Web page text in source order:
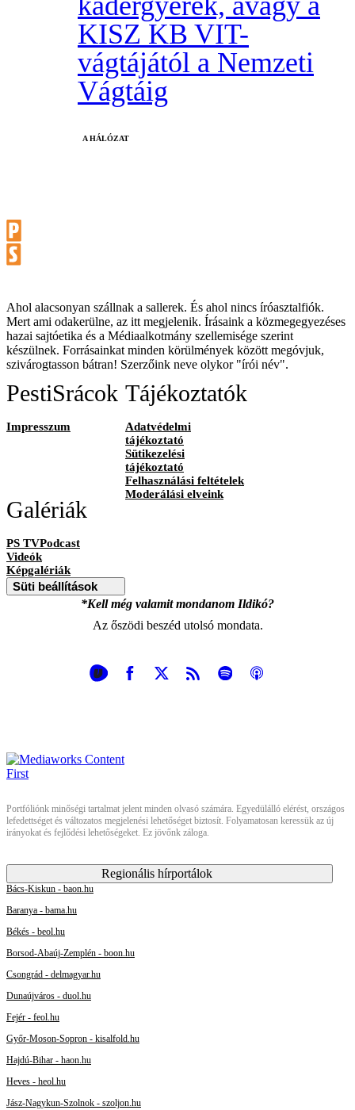
KISZ KB VIT-
vágtájától a Nemzeti
Vágtáig
A HÁLÓZAT
Ahol alacsonyan szállnak a sallerek. És ahol nincs íróasztalfiók.
Mert ami odakerülne, az itt megjelenik. Írásaink a közmegegyezéses
hazai sajtóetika és a Médiaalkotmány szellemisége szerint
készülnek. Forrásainkat minden körülmények között megóvjuk,
szivárogtasson bátran! Szerzőink neve olykor "írói név".
PestiSrácok
Impresszum
Tájékoztatók
Adatvédelmi
tájékoztató
Sütikezelési
tájékoztató
Felhasználási feltételek
Moderálási elveink
Galériák
PS TVPodcast
Videók
Képgalériák
Süti beállítások
*Kell még valamit mondanom Ildikó?
Az őszödi beszéd utolsó mondata.
Portfóliónk minőségi tartalmat jelent minden olvasó számára. Egyedülálló elérést, országos
lefedettséget és változatos megjelenési lehetőséget biztosít. Folyamatosan keressük az új
irányokat és fejlődési lehetőségeket. Ez jövőnk záloga.
Regionális hírportálok
Bács-Kiskun - baon.hu
Baranya - bama.hu
Békés - beol.hu
Borsod-Abaúj-Zemplén - boon.hu
Csongrád - delmagyar.hu
Dunaújváros - duol.hu
Fejér - feol.hu
Győr-Moson-Sopron - kisalfold.hu
Hajdú-Bihar - haon.hu
Heves - heol.hu
Jász-Nagykun-Szolnok - szoljon.hu